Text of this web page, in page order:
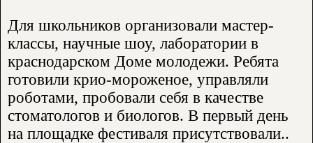
Для школьников организовали мастер-
классы, научные шоу, лаборатории в
краснодарском Доме молодежи. Ребята
готовили крио-мороженое, управляли
роботами, пробовали себя в качестве
стоматологов и биологов. В первый день
на площадке фестиваля присутствовали..